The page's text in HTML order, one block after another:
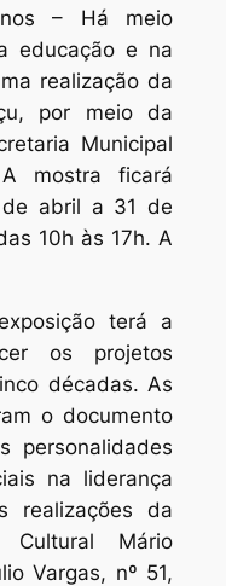
– Há meio
educação e na
realização da
por meio da
Municipal
mostra ficará
abril a 31 de
10h às 17h. A
terá a
os projetos
décadas. As
o documento
personalidades
na liderança
realizações da
Cultural Mário
Vargas, nº 51,